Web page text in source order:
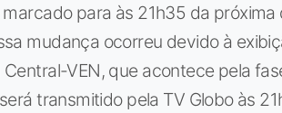
para às 21h35 da
mudança ocorreu devido à
VEN, que acontece pela
transmitido pela TV Globo às